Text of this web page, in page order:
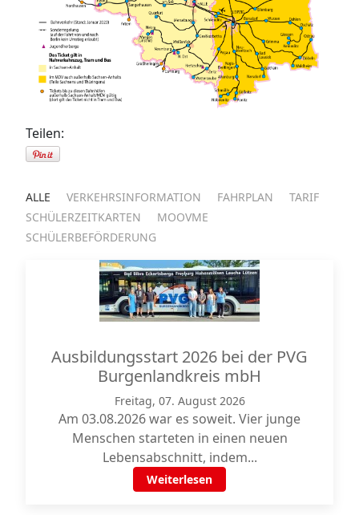
Teilen:
ALLE VERKEHRSINFORMATION FAHRPLAN
TARIF
SCHÜLERZEITKARTEN
MOOVME
SCHÜLERBEFÖRDERUNG
Ausbildungsstart 2026 bei der PVG
Burgenlandkreis mbH
Freitag, 07. August 2026
Am 03.08.2026 war es soweit. Vier junge
Menschen starteten in einen neuen
Lebensabschnitt, indem...
Weiterlesen